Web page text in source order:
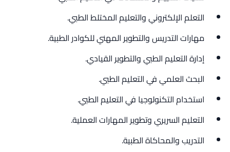
التعلم الإلكتروني والتعليم المختلط الطبي.
مهارات التدريس والتطوير المهني للكوادر الطبية.
إدارة التعليم الطبي والتطوير القيادي.
البحث العلمي في التعليم الطبي.
استخدام التكنولوجيا في التعليم الطبي.
التعليم السريري وتطوير المهارات العملية.
التدريب والمحاكاة الطبية.